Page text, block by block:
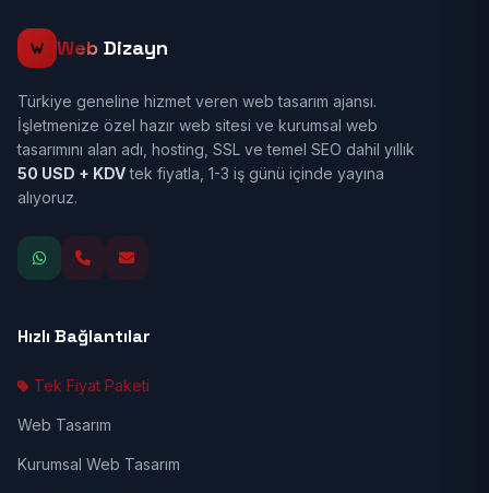
Web Dizayn
Türkiye geneline hizmet veren web tasarım ajansı.
İşletmenize özel hazır web sitesi ve kurumsal web
tasarımını alan adı, hosting, SSL ve temel SEO dahil yıllık
50 USD + KDVtek fiyatla, 1-3 iş günü içinde yayına
alıyoruz.
Hızlı Bağlantılar
Tek Fiyat Paketi
Web Tasarım
Kurumsal Web Tasarım